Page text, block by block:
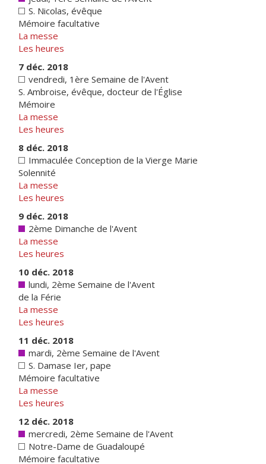
S. Nicolas, évêque
Mémoire facultative
La messe
Les heures
7 déc. 2018
vendredi, 1ère Semaine de l'Avent
S. Ambroise, évêque, docteur de l'Église
Mémoire
La messe
Les heures
8 déc. 2018
Immaculée Conception de la Vierge Marie
Solennité
La messe
Les heures
9 déc. 2018
2ème Dimanche de l'Avent
La messe
Les heures
10 déc. 2018
lundi, 2ème Semaine de l'Avent
de la Férie
La messe
Les heures
11 déc. 2018
mardi, 2ème Semaine de l'Avent
S. Damase Ier, pape
Mémoire facultative
La messe
Les heures
12 déc. 2018
mercredi, 2ème Semaine de l'Avent
Notre-Dame de Guadaloupé
Mémoire facultative